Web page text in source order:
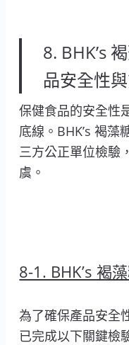
8. BHK’s
品安全性
保健食品的安全性
底線。BHK’s 褐
三方公正單位檢驗
虞。
8-1. BHK’s 褐
為了確保產品安全
已完成以下關鍵檢